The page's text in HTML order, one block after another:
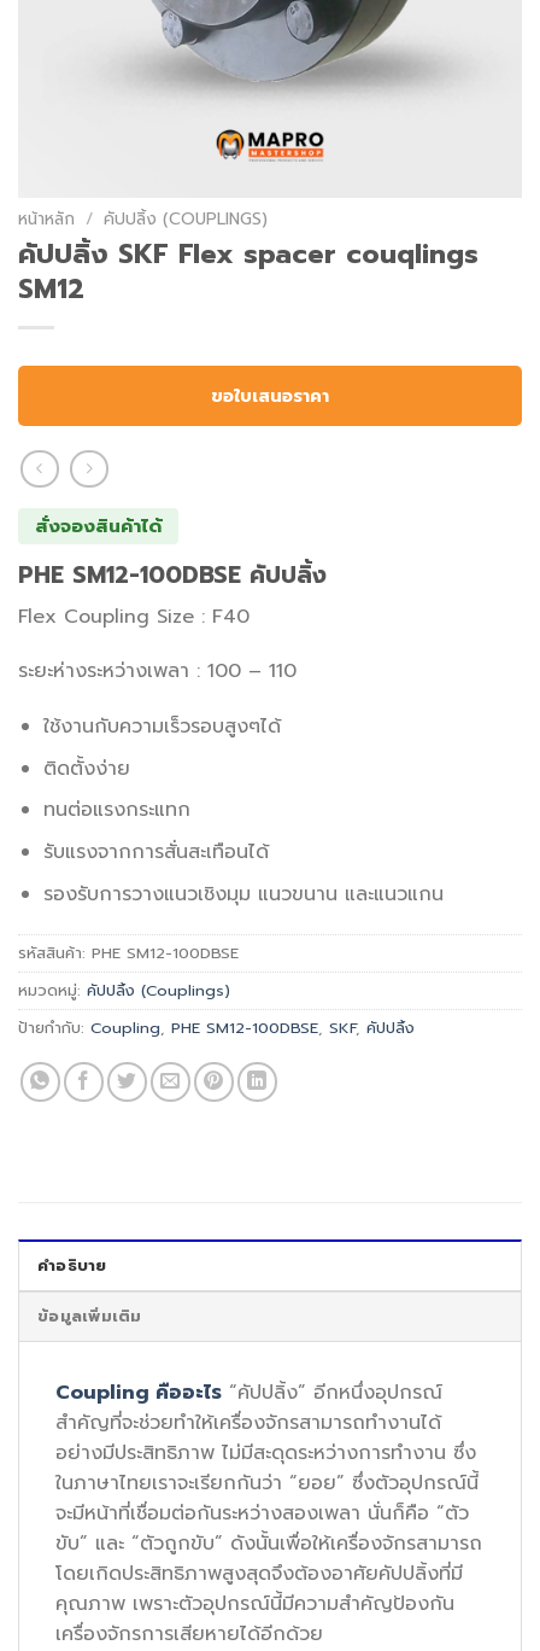
หน้าหลัก / คัปปลิ้ง (COUPLINGS)
คัปปลิ้ง SKF Flex spacer couqlings
SM12
ขอใบเสนอราคา
สั่งจองสินค้าได้
PHE SM12-100DBSE คัปปลิ้ง
Flex Coupling Size : F40
ระยะห่างระหว่างเพลา : 100 – 110
ใช้งานกับความเร็วรอบสูงๆได้
ติดตั้งง่าย
ทนต่อแรงกระแทก
รับแรงจากการสั่นสะเทือนได้
รองรับการวางแนวเชิงมุม แนวขนาน และแนวแกน
รหัสสินค้า: PHE SM12-100DBSE
หมวดหมู่: คัปปลิ้ง (Couplings)
ป้ายกำกับ: Coupling, PHE SM12-100DBSE, SKF, คัปปลิ้ง
คำอธิบาย
ข้อมูลเพิ่มเติม
Coupling คืออะไร “คัปปลิ้ง” อีกหนึ่งอุปกรณ์
สำคัญที่จะช่วยทำให้เครื่องจักรสามารถทำงานได้
อย่างมีประสิทธิภาพ ไม่มีสะดุดระหว่างการทำงาน ซึ่ง
ในภาษาไทยเราจะเรียกกันว่า “ยอย” ซึ่งตัวอุปกรณ์นี้
จะมีหน้าที่เชื่อมต่อกันระหว่างสองเพลา นั่นก็คือ “ตัว
ขับ” และ “ตัวถูกขับ” ดังนั้นเพื่อให้เครื่องจักรสามารถ
โดยเกิดประสิทธิภาพสูงสุดจึงต้องอาศัยคัปปลิ้งที่มี
คุณภาพ เพราะตัวอุปกรณ์นี้มีความสำคัญป้องกัน
เครื่องจักรการเสียหายได้อีกด้วย